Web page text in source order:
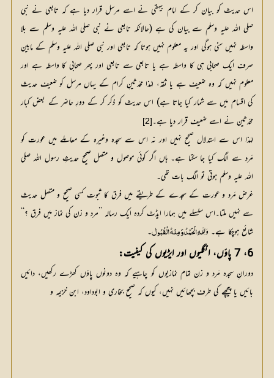
اس حدیث کو بیان کر کے امام بیہقی نے اسے مرسل قرار دیا ہے کہ تابعی نے نبی
صلی اللہ علیہ وسلم سے بیان کی ہے (حالانکہ تابعی نے نبی صلی اللہ علیہ وسلم سے بلا
واسطہ نہیں سنی ہوگی اور یہ معلوم نہیں ہوتا کہ تابعی اور نبی صلی اللہ علیہ وسلم کے مابین
صرف ایک صحابی ہی کا واسطہ ہے یا تابعی سے تابعی اور پھر صحابی کا واسطہ ہے اور
معلوم نہیں کہ وہ ضعیف ہے یا ثقہ، لہٰذا محدّثینِ کرام کے یہاں مرسل کو ضعیف حدیث
کی اقسام میں سے شمار کیا جاتا ہے) اس حدیث کو ذکر کر کے دورِ حاضر کے بعض کبار
محدّثین نے اسے ضعیف قرار دیا ہے۔[2]
لہٰذا اس سے استدلال صحیح نہیں اور نہ اس سے سجدہ وغیرہ کے معاملے میں عورت کو
مَرد سے الگ کیا جا سکتا ہے۔ ہاں اگر کوئی موصول و متصل صحیح حدیثِ رسول اللہ صلی
اللہ علیہ وسلم ہوتی تو الگ بات تھی۔
غرض مَرد و عورت کے سجدے کے طریقے میں فرق کا ثبوت کسی صحیح و متصل حدیث
سے نہیں ملتا۔اس سلسلے میں ہمارا ایڈٹ کردہ ایک رسالہ ’’مرد و زن کی نماز میں فرق ؟‘‘
شائع ہوچکا ہے۔ وَلِلّٰـہِ الْحَمْدُ وَ مِنْہُ الْقُبُول۔
6، 7 پاؤں، انگلیوں اور ایڑیوں کی کیفیت:
دورانِ سجدہ مَرد و زن تمام نمازیوں کو چاہیے کہ وہ دونوں پاؤں کھڑے رکھیں، دائیں
بائیں یا پیچھے کی طرف بچھائیں نہیں، کیوں کہ صحیح بخاری و ابوداود، ابن خزیمہ و